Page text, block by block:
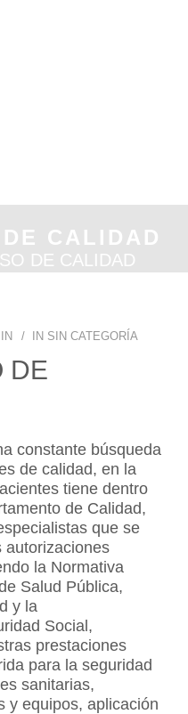
CALIDAD
DE CALIDAD
IN SIN CATEGORÍA
DE
constante búsqueda
de calidad, en la
tiene dentro
de Calidad,
que se
autorizaciones
la Normativa
Salud Pública,
y la
Social,
prestaciones
para la seguridad
sanitarias,
y equipos, aplicación